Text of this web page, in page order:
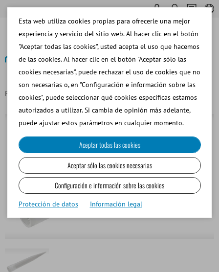
Página principal Punta para pipeta, 100-1000ul
Esta web utiliza cookies propias para ofrecerle una mejor
experiencia y servicio del sitio web. Al hacer clic en el botón
"Aceptar todas las cookies", usted acepta el uso que hacemos
de las cookies. Al hacer clic en el botón "Aceptar sólo las
cookies necesarias", puede rechazar el uso de cookies que no
son necesarias o, en "Configuración e información sobre las
cookies", puede seleccionar qué cookies específicas estamos
autorizados a utilizar. Si cambia de opinión más adelante,
puede ajustar estos parámetros en cualquier momento.
Aceptar todas las cookies
Aceptar sólo las cookies necesarias
Configuración e información sobre las cookies
Protección de datos Información legal